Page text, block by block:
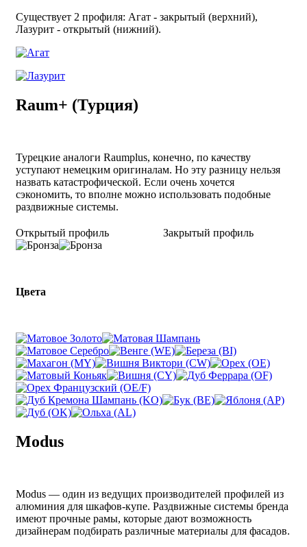
Существует 2 профиля: Агат - закрытый (верхний),
Лазурит - открытый (нижний).
Raum+ (Турция)
Турецкие аналоги Raumplus, конечно, по качеству
уступают немецким оригиналам. Но эту разницу нельзя
назвать катастрофической. Если очень хочется
сэкономить, то вполне можно использовать подобные
раздвижные системы.
Открытый профиль Закрытый профиль
Цвета
Modus
Modus — один из ведущих производителей профилей из
алюминия для шкафов-купе. Раздвижные системы бренда
имеют прочные рамы, которые дают возможность
дизайнерам подбирать различные материалы для фасадов.